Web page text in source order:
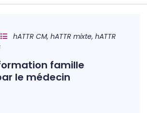
hATTR CM, hATTR mixte, hATTR
famille
le médecin